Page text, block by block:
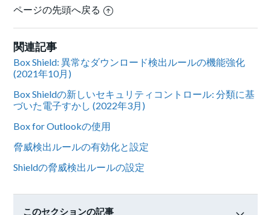
ページの先頭へ戻る
関連記事
Box Shield: 異常なダウンロード検出ルールの機能強化
(2021年10月)
Box Shieldの新しいセキュリティコントロール: 分類に基
づいた電子すかし (2022年3月)
Box for Outlookの使用
脅威検出ルールの有効化と設定
Shieldの脅威検出ルールの設定
このセクションの記事